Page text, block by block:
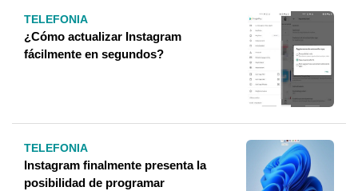
TELEFONIA
¿Cómo actualizar Instagram
fácilmente en segundos?
TELEFONIA
Instagram finalmente presenta la
posibilidad de programar